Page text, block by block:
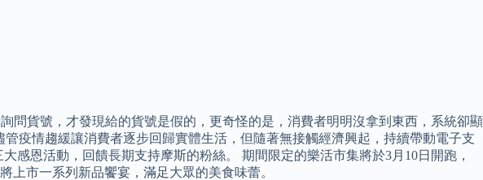
問貨號，才發現給的貨號是假的，更奇怪的是，消費者明明沒拿到東西，系統卻顯
疫情趨緩讓消費者逐步回歸實體生活，但隨著無接觸經濟興起，持續帶動電子支
感恩活動，回饋長期支持摩斯的粉絲。 期間限定的樂活市集將於3月10日開跑，
上市一系列新品饗宴，滿足大眾的美食味蕾。